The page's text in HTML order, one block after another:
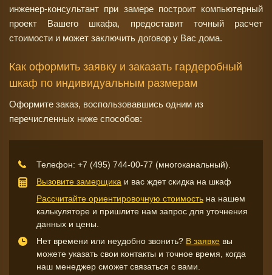
инженер-консультант при замере построит компьютерный
проект Вашего шкафа, предоставит точный расчет
стоимости и может заключить договор у Вас дома.
Как оформить заявку и заказать гардеробный
шкаф по индивидуальным размерам
Оформите заказ, воспользовавшись одним из
перечисленных ниже способов:
Телефон: +7 (495) 744-00-77 (многоканальный).
Вызовите замерщика и вас ждет скидка на шкаф
Рассчитайте ориентировочную стоимость на нашем
калькуляторе и пришлите нам запрос для уточнения
данных и цены.
Нет времени или неудобно звонить? В заявке вы
можете указать свои контакты и точное время, когда
наш менеджер сможет связаться с вами.